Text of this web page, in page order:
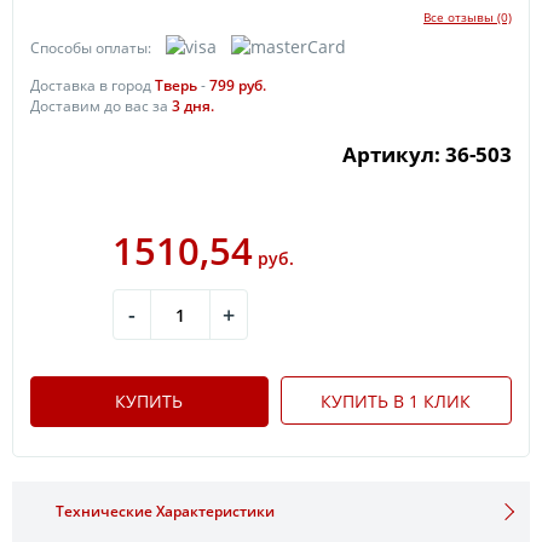
Все отзывы (0)
Способы оплаты:
Доставка в городТверь-799 руб.
Доставим до вас за 3дня.
Артикул: 36-503
1510,54 руб.
- +
КУПИТЬ КУПИТЬ В 1 КЛИК
Технические Характеристики